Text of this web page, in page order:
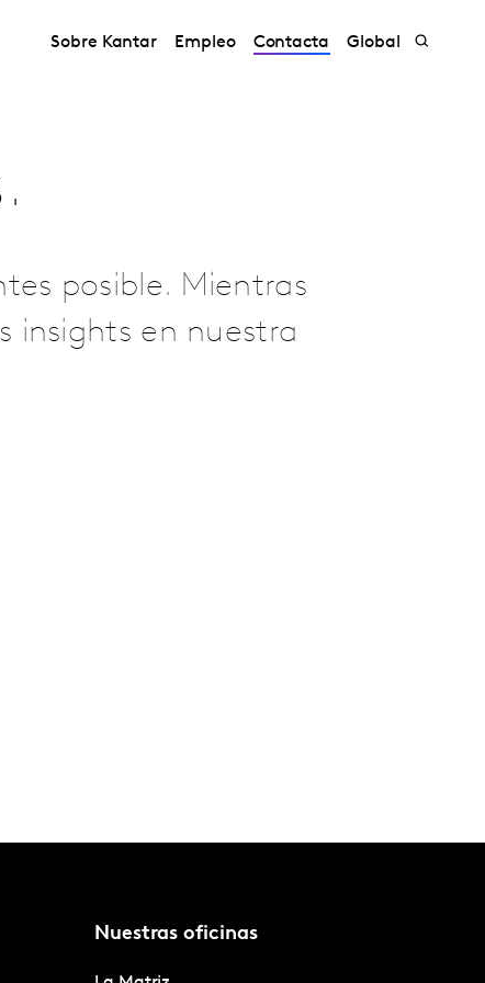
Sobre Kantar Empleo Contacta Global
posible. Mientras
insights en nuestra
Nuestras oficinas